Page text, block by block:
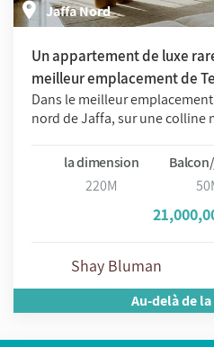
Jaffa Nord
Un appartement de luxe
meilleur emplacement de
Dans le meilleur
nord de Jaffa, sur une colline
la dimension
220M
Shay Bluman
Au-delà de